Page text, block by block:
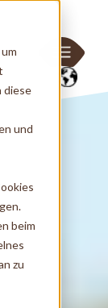
diese
und
beim
zu